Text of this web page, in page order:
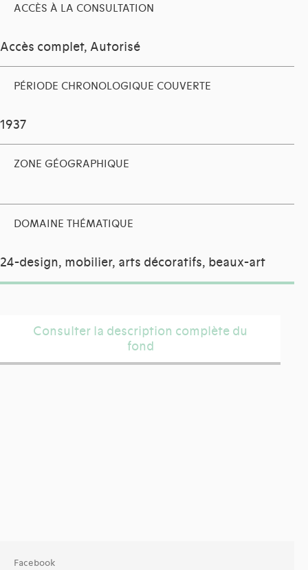
ACCÈS À LA CONSULTATION
Accès complet, Autorisé
PÉRIODE CHRONOLOGIQUE COUVERTE
1937
ZONE GÉOGRAPHIQUE
DOMAINE THÉMATIQUE
24-design, mobilier, arts décoratifs, beaux-art
Consulter la description complète du
fond
Facebook